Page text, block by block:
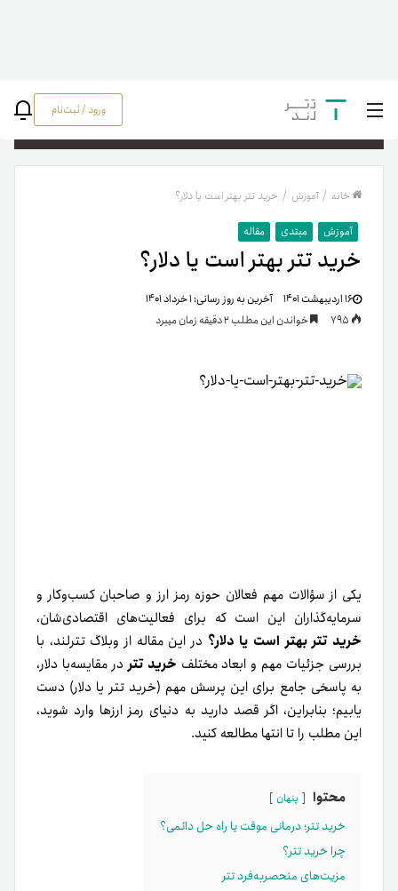
ورود / ثبت‌نام
خانه / آموزش / خرید تتر بهتر است یا دلار؟
آموزش مبتدی مقاله
خرید تتر بهتر است یا دلار؟
۱۶ اردیبهشت ۱۴۰۱ آخرین به روز رسانی:۱ خرداد ۱۴۰۱
خواندن این مطلب 2 دقیقه زمان میبرد
یکی از سؤالات مهم فعالان حوزه رمز ارز و صاحبان کسب‌وکار و
سرمایه‌گذاران این است که برای فعالیت‌های اقتصادی‌شان،
خرید تتر بهتر است یا دلار؟ در این مقاله از وبلاگ تترلند، با
بررسی جزئیات مهم و ابعاد مختلف خرید تتردر‌ مقایسه‌با دلار،
به پاسخی جامع برای این پرسش مهم (خرید تتر یا دلار) دست
یابیم؛ بنابراین، اگر قصد دارید به دنیای رمز ارزها وارد شوید‌،
این مطلب را تا انتها مطالعه کنید.
محتوا پنهان
خرید تتر؛ درمانی موقت یا راه حل دائمی؟
چرا خرید تتر؟
مزیت‌های منحصر‌به‌فرد تتر